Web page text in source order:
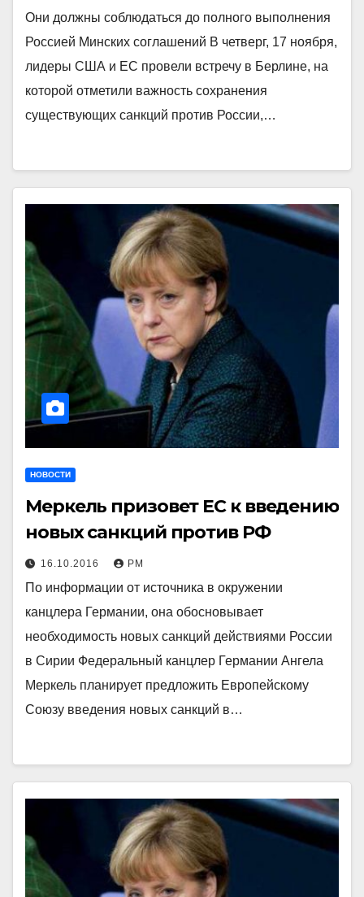
Они должны соблюдаться до полного выполнения
Россией Минских соглашений В четверг, 17 ноября,
лидеры США и ЕС провели встречу в Берлине, на
которой отметили важность сохранения
существующих санкций против России,…
НОВОСТИ
Меркель призовет ЕС к введению
новых санкций против РФ
16.10.2016 РМ
По информации от источника в окружении
канцлера Германии, она обосновывает
необходимость новых санкций действиями России
в Сирии Федеральный канцлер Германии Ангела
Меркель планирует предложить Европейскому
Союзу введения новых санкций в…